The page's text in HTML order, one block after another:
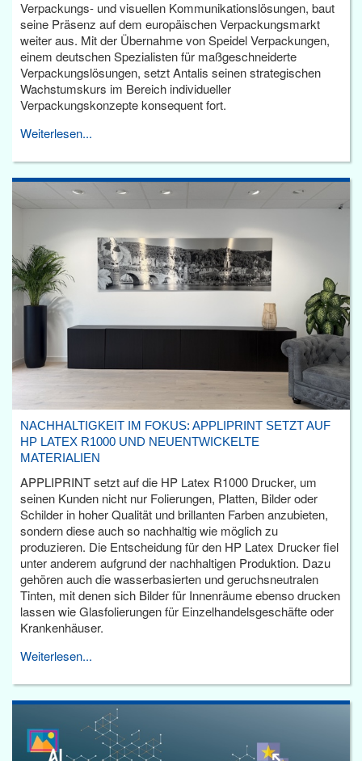
Verpackungs- und visuellen Kommunikationslösungen, baut
seine Präsenz auf dem europäischen Verpackungsmarkt
weiter aus. Mit der Übernahme von Speidel Verpackungen,
einem deutschen Spezialisten für maßgeschneiderte
Verpackungslösungen, setzt Antalis seinen strategischen
Wachstumskurs im Bereich individueller
Verpackungskonzepte konsequent fort.
Weiterlesen...
NACHHALTIGKEIT IM FOKUS: APPLIPRINT SETZT AUF
HP LATEX R1000 UND NEUENTWICKELTE
MATERIALIEN
APPLIPRINT setzt auf die HP Latex R1000 Drucker, um
seinen Kunden nicht nur Folierungen, Platten, Bilder oder
Schilder in hoher Qualität und brillanten Farben anzubieten,
sondern diese auch so nachhaltig wie möglich zu
produzieren. Die Entscheidung für den HP Latex Drucker fiel
unter anderem aufgrund der nachhaltigen Produktion. Dazu
gehören auch die wasserbasierten und geruchsneutralen
Tinten, mit denen sich Bilder für Innenräume ebenso drucken
lassen wie Glasfolierungen für Einzelhandelsgeschäfte oder
Krankenhäuser.
Weiterlesen...